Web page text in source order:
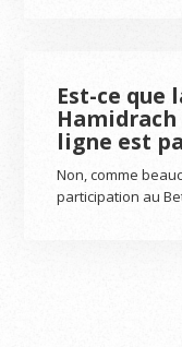
Est-ce
ligne est
Non, comme
participation au